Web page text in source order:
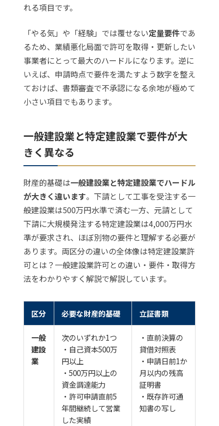
れる項目です。
「やる気」や「経験」では覆せない定量要件であ
るため、業績悪化局面で許可を取得・更新したい
事業者にとって最大のハードルになります。逆に
いえば、申請時点で要件を満たすよう数字を整え
ておけば、書類審査で不承認になる余地が極めて
小さい項目でもあります。
一般建設業と特定建設業で要件が大
きく異なる
財産的基礎は一般建設業と特定建設業でハードル
が大きく違います。下請として工事を受注する一
般建設業は500万円水準で済む一方、元請として
下請に大規模発注する特定建設業は4,000万円水
準が要求され、ほぼ別物の要件と理解する必要が
あります。両区分の違いの全体像は特定建設業許
可とは？一般建設業許可との違い・要件・取得方
法をわかりやすく解説で解説しています。
区分 必要な財産的基礎 立証書類
一般
建設
業
次のいずれか1つ
・自己資本500万
円以上
・500万円以上の
資金調達能力
・許可申請直前5
年間継続して営業
した実績
・直前決算の
貸借対照表
・申請日前1か
月以内の残高
証明書
・既存許可通
知書の写し